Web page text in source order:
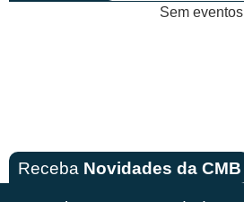
Sem eventos
Receba Novidades da CMB